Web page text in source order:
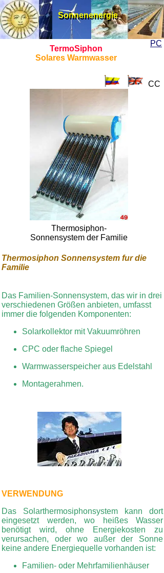
Thermosiphon-
Sonnensystem der Familie
Das Familien-Sonnensystem, das wir in drei
verschiedenen Größen anbieten, umfasst
immer die folgenden Komponenten:
Solarkollektor mit Vakuumröhren
CPC oder flache Spiegel
Warmwasserspeicher aus Edelstahl
Montagerahmen.
Thermosiphon Sonnensystem fur die
Familie
Sonnenenergie
Sonnenenergie
TermoSiphon
Solares Warmwasser
PC
CC
Das Solarthermosiphonsystem kann dort
eingesetzt werden, wo heißes Wasser
benötigt wird, ohne Energiekosten zu
verursachen, oder wo außer der Sonne
keine andere Energiequelle vorhanden ist:
Familien- oder Mehrfamilienhäuser
VERWENDUNG